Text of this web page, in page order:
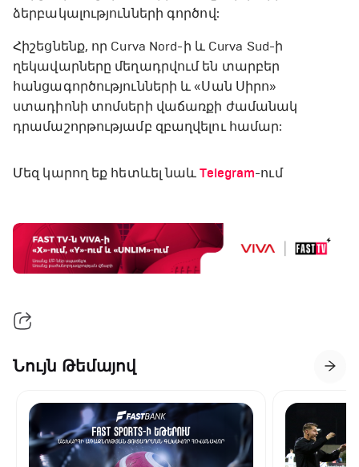
ձերբակալությունների գործով:
Հիշեցնենք, որ Curva Nord-ի և Curva Sud-ի
ղեկավարները մեղադրվում են տարբեր
հանցագործությունների և «Սան Սիրո»
ստադիոնի տոմսերի վաճառքի ժամանակ
դրամաշորթությամբ զբաղվելու համար:
Մեզ կարող եք հետևել նաև Telegram-ում
Նույն Թեմայով